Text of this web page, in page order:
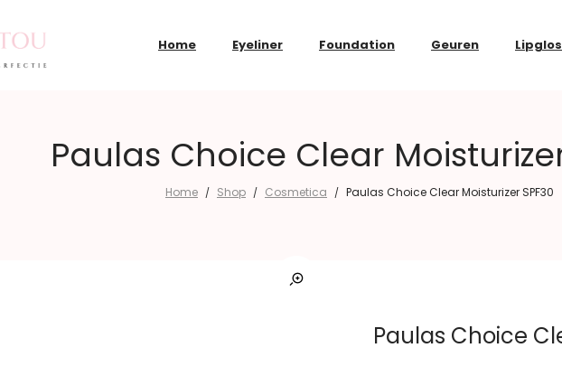
Home Eyeliner Foundation Geuren
Paulas Choice Clear
Home / Shop / Cosmetica / Paulas Choice Clear Moisturizer SPF30
Paulas Choice